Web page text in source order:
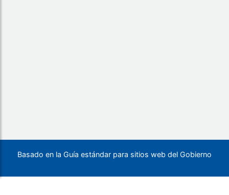
Basado en la Guía estándar para sitios web del Gobierno